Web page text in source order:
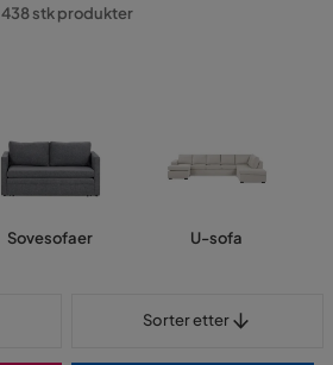
438 stk produkter
Sovesofaer U-sofa
Sorter etter